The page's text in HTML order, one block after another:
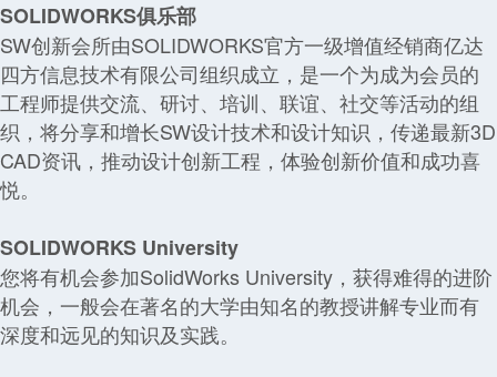
SOLIDWORKS俱乐部
SW创新会所由SOLIDWORKS官方一级增值经销商亿达
四方信息技术有限公司组织成立，是一个为成为会员的
工程师提供交流、研讨、培训、联谊、社交等活动的组
织，将分享和增长SW设计技术和设计知识，传递最新3D
CAD资讯，推动设计创新工程，体验创新价值和成功喜
悦。
SOLIDWORKS University
您将有机会参加SolidWorks University，获得难得的进阶
机会，一般会在著名的大学由知名的教授讲解专业而有
深度和远见的知识及实践。